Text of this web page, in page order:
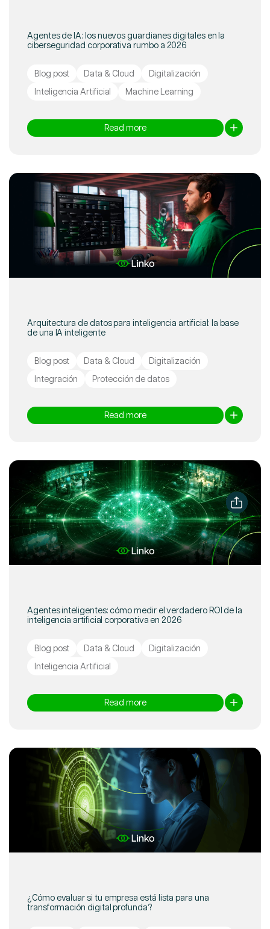
Agentes de IA: los nuevos guardianes digitales en la
ciberseguridad corporativa rumbo a 2026
Blog post Data & Cloud
Digitalización
Inteligencia Artificial
Machine Learning
Read more
Arquitectura de datos para inteligencia artificial: la base
de una IA inteligente
Blog post Data & Cloud
Digitalización
Integración
Protección de datos
Read more
Agentes inteligentes: cómo medir el verdadero ROI de la
inteligencia artificial corporativa en 2026
Blog post Data & Cloud
Digitalización
Inteligencia Artificial
Read more
¿Cómo evaluar si tu empresa está lista para una
transformación digital profunda?